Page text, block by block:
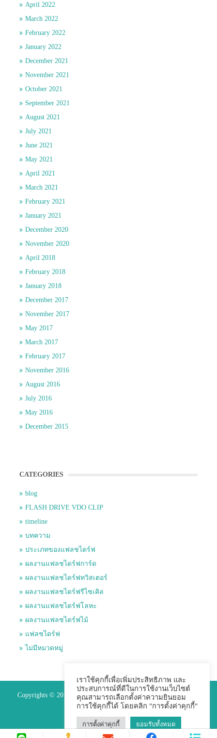
April 2022
March 2022
February 2022
January 2022
December 2021
November 2021
October 2021
September 2021
August 2021
July 2021
June 2021
May 2021
April 2021
March 2021
February 2021
January 2021
December 2020
November 2020
April 2018
February 2018
January 2018
December 2017
November 2017
May 2017
March 2017
February 2017
November 2016
August 2016
July 2016
May 2016
December 2015
CATEGORIES
blog
FLASH DRIVE VDO CLIP
timeline
บทความ
ประเภทของแฟลชไดร์ฟ
ผลงานแฟลชไดร์ฟการ์ด
ผลงานแฟลชไดร์ฟทวิสเตอร์
ผลงานแฟลชไดร์ฟรีไซเคิล
ผลงานแฟลชไดร์ฟโลหะ
ผลงานแฟลชไดร์ฟไม้
แฟลชไดร์ฟ
ไม่มีหมวดหมู่
Copyrights © 2015 Premium Perfect Co.,ltd. All Rights Reserved.
เราใช้คุกกี้เพื่อเพิ่มประสิทธิภาพ และ
ประสบการณ์ที่ดีในการใช้งานเว็บไซต์
คุณสามารถเลือกตั้งค่าความยินยอม
การใช้คุกกี้ได้ โดยคลิก "การตั้งค่าคุกกี้"
การตั้งค่าคุกกี้ ยอมรับทั้งหมด